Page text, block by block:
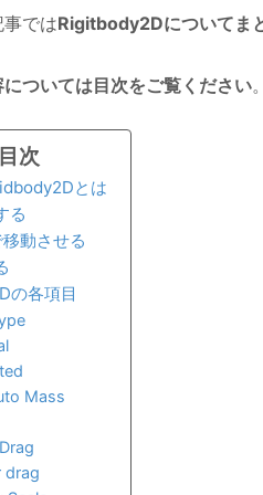
ではRigitbody2Dについてま
ついては目次をご覧ください。
次
とは
る
動させる
の各項目
Mass
drag